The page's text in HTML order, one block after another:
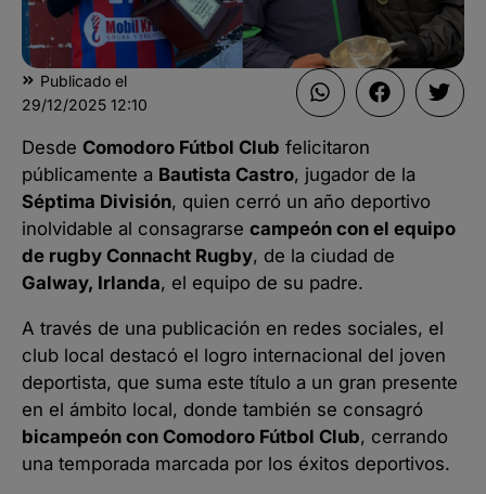
Publicado el
29/12/2025 12:10
Desde Comodoro Fútbol Club felicitaron
públicamente a Bautista Castro, jugador de la
Séptima División, quien cerró un año deportivo
inolvidable al consagrarse campeón con el equipo
de rugby Connacht Rugby, de la ciudad de
Galway, Irlanda, el equipo de su padre.
A través de una publicación en redes sociales, el
club local destacó el logro internacional del joven
deportista, que suma este título a un gran presente
en el ámbito local, donde también se consagró
bicampeón con Comodoro Fútbol Club, cerrando
una temporada marcada por los éxitos deportivos.